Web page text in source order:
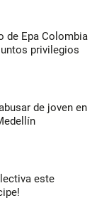
de Epa Colombia
privilegios
de joven en
este